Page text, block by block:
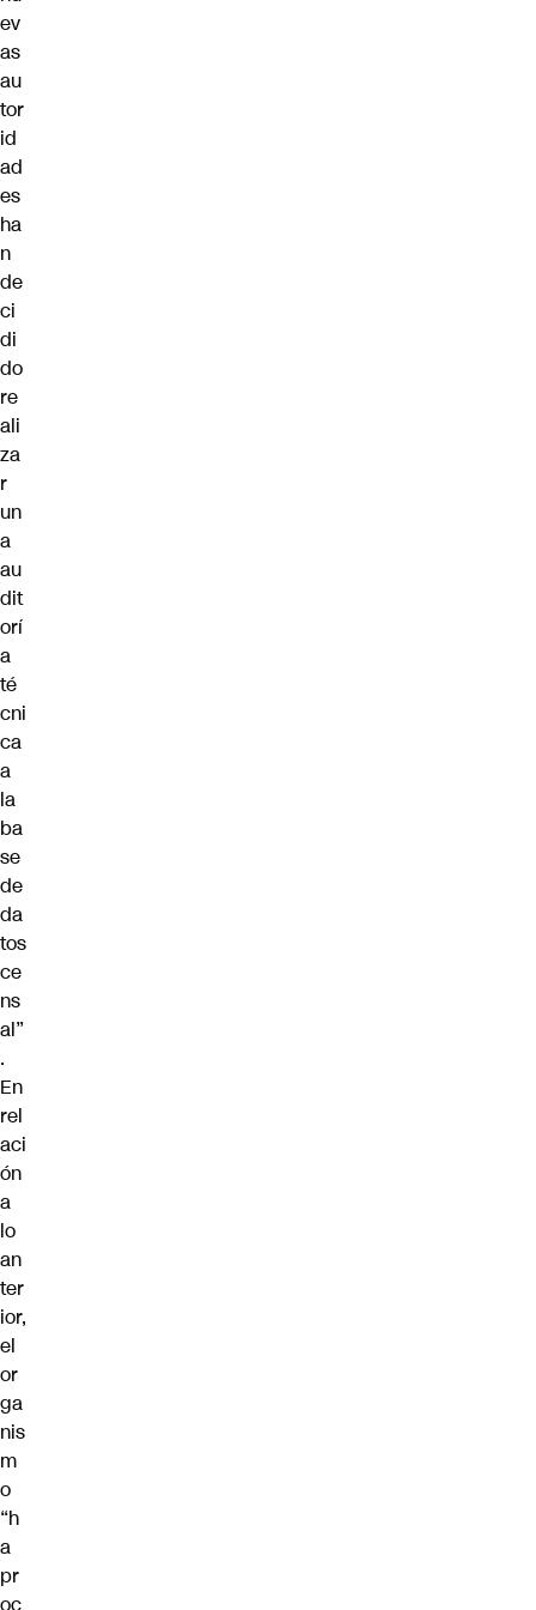
ev
as
au
tor
id
ad
es
ha
n
de
ci
di
do
re
ali
za
r
un
a
au
dit
orí
a
té
cni
ca
a
la
ba
se
de
da
tos
ce
ns
al”
.
En
rel
aci
ón
a
lo
an
ter
ior,
el
or
ga
nis
m
o
“h
a
pr
oc